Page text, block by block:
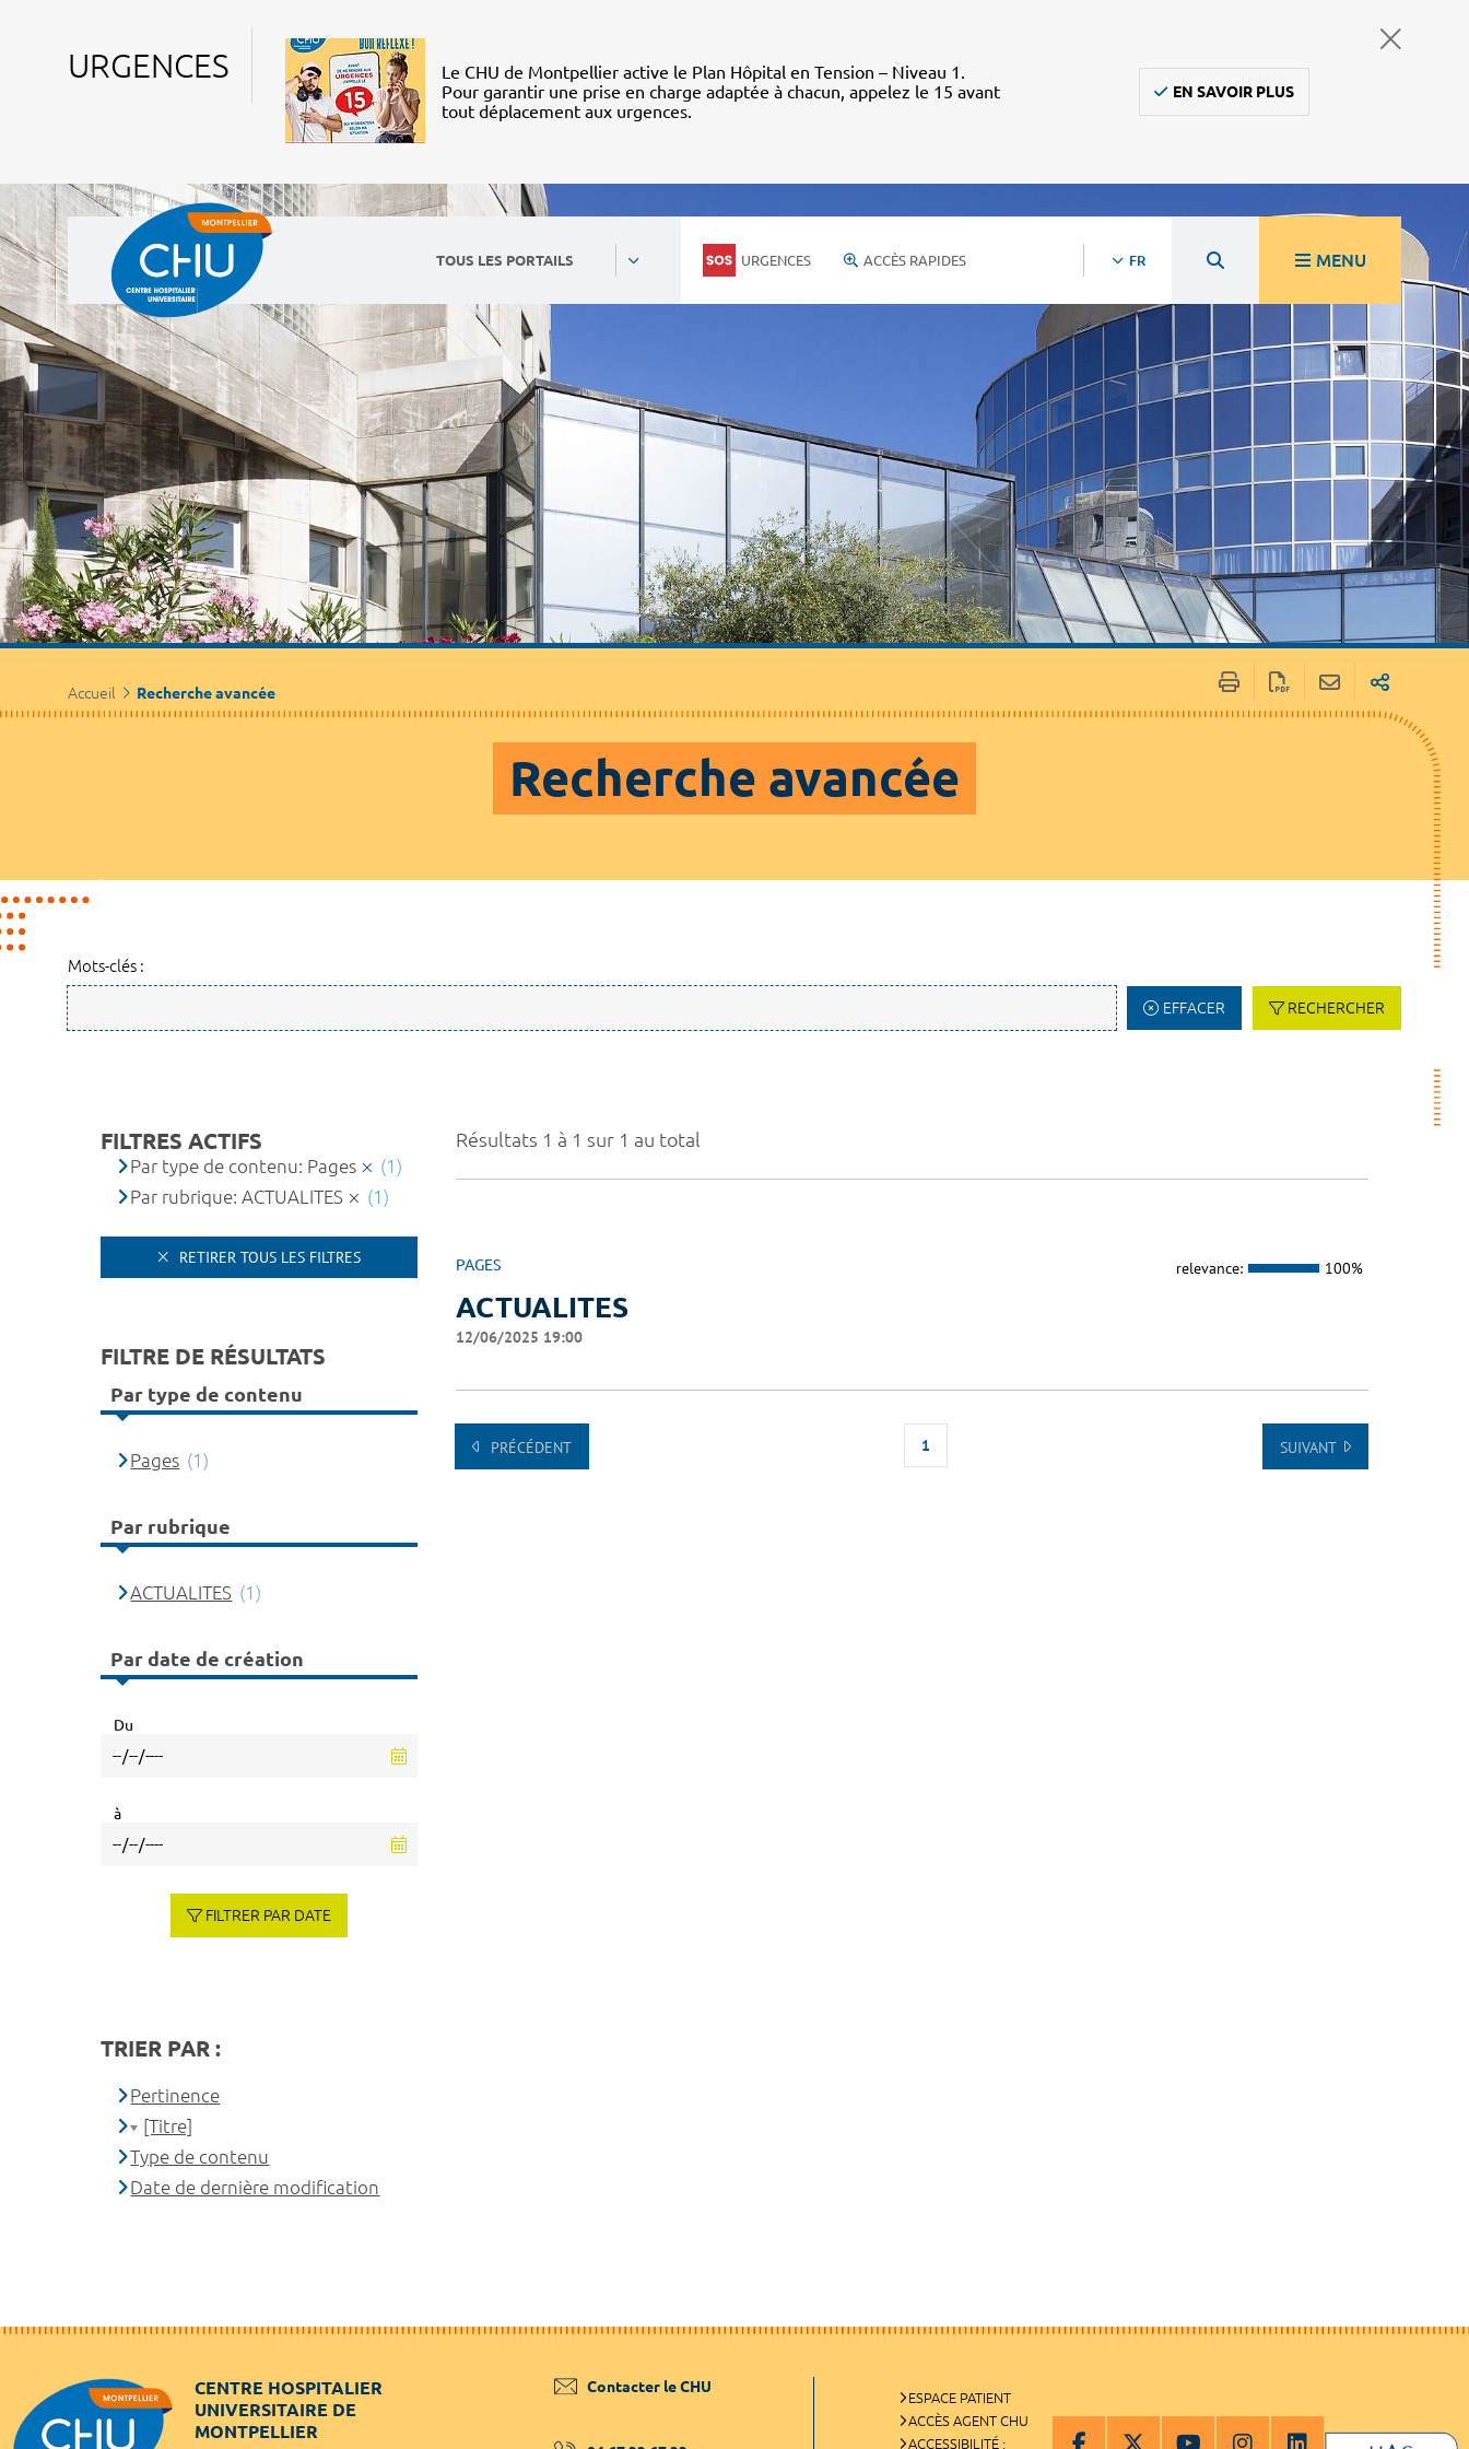
URGENCES
Le CHU de Montpellier active le Plan Hôpital en Tension – Niveau 1.
Pour garantir une prise en charge adaptée à chacun, appelez le 15 avant
tout déplacement aux urgences.
EN SAVOIR PLUS
TOUS LES PORTAILS URGENCES ACCÈS RAPIDES FR MENU
Accueil Recherche avancée
Recherche avancée
Mots-clés :
EFFACER RECHERCHER
Résultats 1 à 1 sur 1 au total
PAGES relevance: 100%
ACTUALITES
12/06/2025 19:00
PRÉCÉDENT 1 SUIVANT
FILTRES ACTIFS
Par type de contenu: Pages
(1)
Par rubrique: ACTUALITES
(1)
RETIRER TOUS LES FILTRES
FILTRE DE RÉSULTATS
Par type de contenu
Pages (1)
Par rubrique
ACTUALITES (1)
Par date de création
Du
à
FILTRER PAR DATE
TRIER PAR :
Pertinence
[Titre]
Type de contenu
Date de dernière modification
CENTRE HOSPITALIER
UNIVERSITAIRE DE
MONTPELLIER
Contacter le CHU
ESPACE PATIENT
ACCÈS AGENT CHU
ACCESSIBILITÉ :